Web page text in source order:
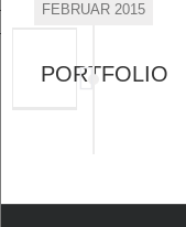
FEBRUAR 2015
PORTFOLIO